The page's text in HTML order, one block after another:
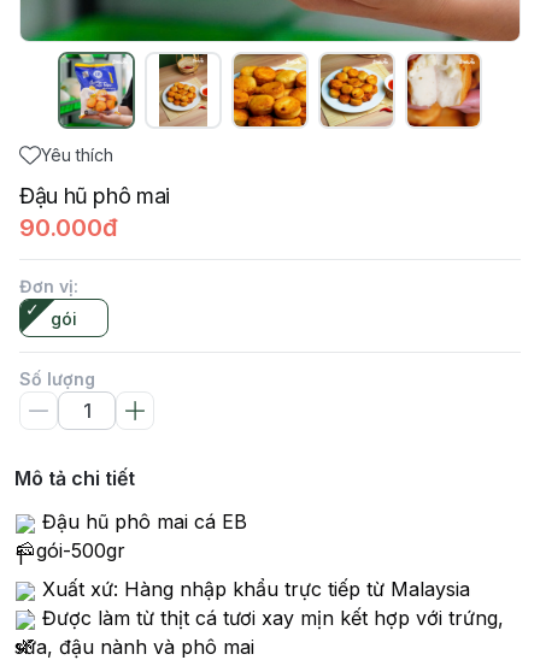
Yêu thích
Đậu hũ phô mai
90.000đ
Đơn vị:
gói
Số lượng
Mô tả chi tiết
Đậu hũ phô mai cá EB
1 gói-500gr
Xuất xứ: Hàng nhập khẩu trực tiếp từ Malaysia
Được làm từ thịt cá tươi xay mịn kết hợp với trứng,
sữa, đậu nành và phô mai